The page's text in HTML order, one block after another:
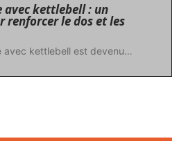
avec kettlebell : un
renforcer le dos et les
avec kettlebell est devenu…